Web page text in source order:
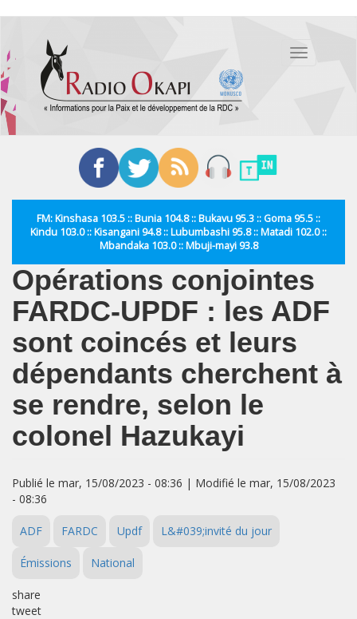
contenu
principal
Toggle
FM: Kinshasa 103.5 :: Bunia 104.8 :: Bukavu 95.3 :: Goma 95.5 ::
Kindu 103.0 :: Kisangani 94.8 :: Lubumbashi 95.8 :: Matadi 102.0 ::
Mbandaka 103.0 :: Mbuji-mayi 93.8
Opérations conjointes
FARDC-UPDF : les ADF
sont coincés et leurs
dépendants cherchent à
se rendre, selon le
colonel Hazukayi
Publié le mar, 15/08/2023 - 08:36 | Modifié le mar, 15/08/2023
- 08:36
ADF FARDC Updf L&#039;invité du jour
Émissions National
share
tweet